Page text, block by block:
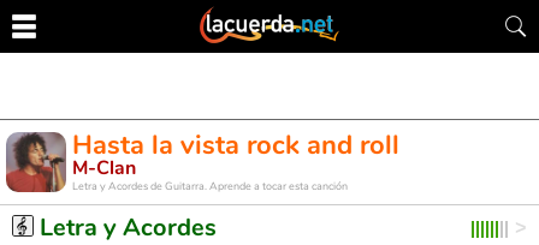
Hasta la vista rock and roll
M-Clan
Letra y Acordes de Guitarra. Aprende a tocar esta canción
Letra y Acordes